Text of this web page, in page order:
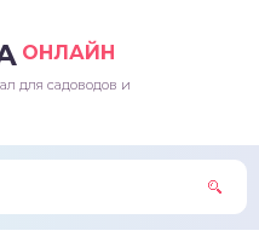
ОНЛАЙН
для садоводов и